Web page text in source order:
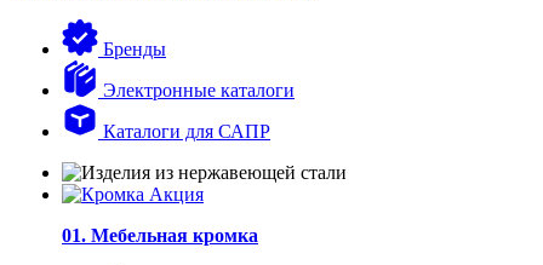
Бренды
Электронные каталоги
Каталоги для САПР
01. Мебельная кромка